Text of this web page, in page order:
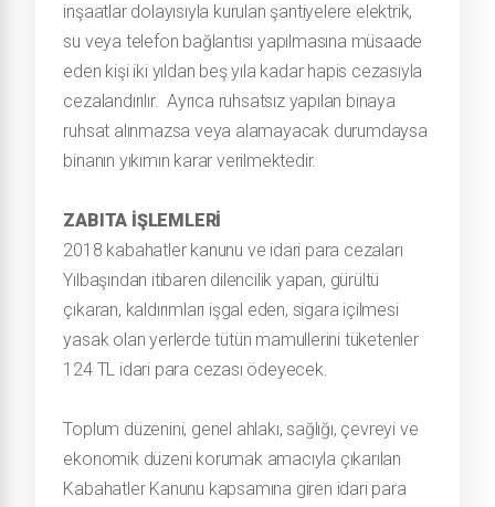
inşaatlar dolayısıyla kurulan şantiyelere elektrik,
su veya telefon bağlantısı yapılmasına müsaade
eden kişi iki yıldan beş yıla kadar hapis cezasıyla
cezalandırılır. Ayrıca ruhsatsız yapılan binaya
ruhsat alınmazsa veya alamayacak durumdaysa
binanın yıkımın karar verilmektedir.
ZABITA İŞLEMLERİ
2018 kabahatler kanunu ve idari para cezaları
Yılbaşından itibaren dilencilik yapan, gürültü
çıkaran, kaldırımları işgal eden, sigara içilmesi
yasak olan yerlerde tütün mamullerini tüketenler
124 TL idari para cezası ödeyecek.
Toplum düzenini, genel ahlakı, sağlığı, çevreyi ve
ekonomik düzeni korumak amacıyla çıkarılan
Kabahatler Kanunu kapsamına giren idari para